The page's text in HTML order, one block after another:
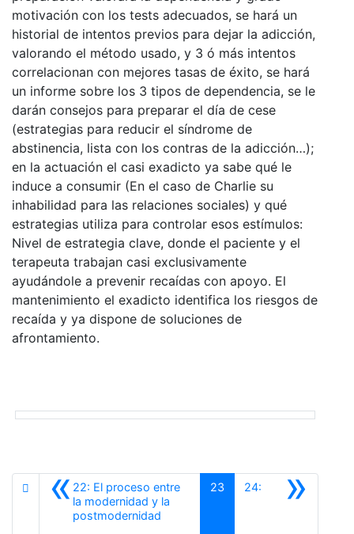
motivación con los tests adecuados, se hará un
historial de intentos previos para dejar la adicción,
valorando el método usado, y 3 ó más intentos
correlacionan con mejores tasas de éxito, se hará
un informe sobre los 3 tipos de dependencia, se le
darán consejos para preparar el día de cese
(estrategias para reducir el síndrome de
abstinencia, lista con los contras de la adicción…);
en la actuación el casi exadicto ya sabe qué le
induce a consumir (En el caso de Charlie su
inhabilidad para las relaciones sociales) y qué
estrategias utiliza para controlar esos estímulos:
Nivel de estrategia clave, donde el paciente y el
terapeuta trabajan casi exclusivamente
ayudándole a prevenir recaídas con apoyo. El
mantenimiento el exadicto identifica los riesgos de
recaída y ya dispone de soluciones de
afrontamiento.
«22: El proceso entre
la modernidad y la
postmodernidad
23 »
24: